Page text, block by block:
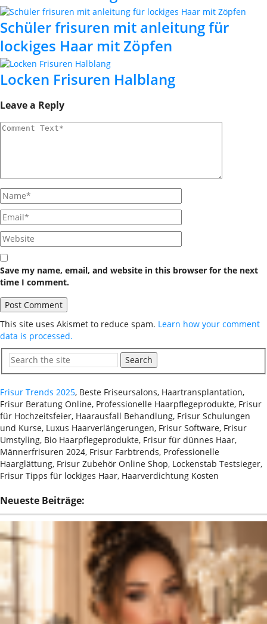
Schüler frisuren mit anleitung für
lockiges Haar mit Zöpfen
Locken Frisuren Halblang
Leave a Reply
Save my name, email, and website in this browser for the next
time I comment.
This site uses Akismet to reduce spam. Learn how your comment
data is processed.
Search
Frisur Trends 2025, Beste Friseursalons, Haartransplantation,
Frisur Beratung Online, Professionelle Haarpflegeprodukte, Frisur
für Hochzeitsfeier, Haarausfall Behandlung, Frisur Schulungen
und Kurse, Luxus Haarverlängerungen, Frisur Software, Frisur
Umstyling, Bio Haarpflegeprodukte, Frisur für dünnes Haar,
Männerfrisuren 2024, Frisur Farbtrends, Professionelle
Haarglättung, Frisur Zubehör Online Shop, Lockenstab Testsieger,
Frisur Tipps für lockiges Haar, Haarverdichtung Kosten
Neueste Beiträge: